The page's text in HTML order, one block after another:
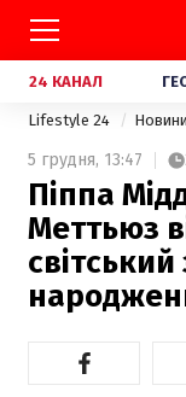
24 КАНАЛ
Lifestyle 24
5 грудня, 13:47
Піппа
Меттьюз
світський